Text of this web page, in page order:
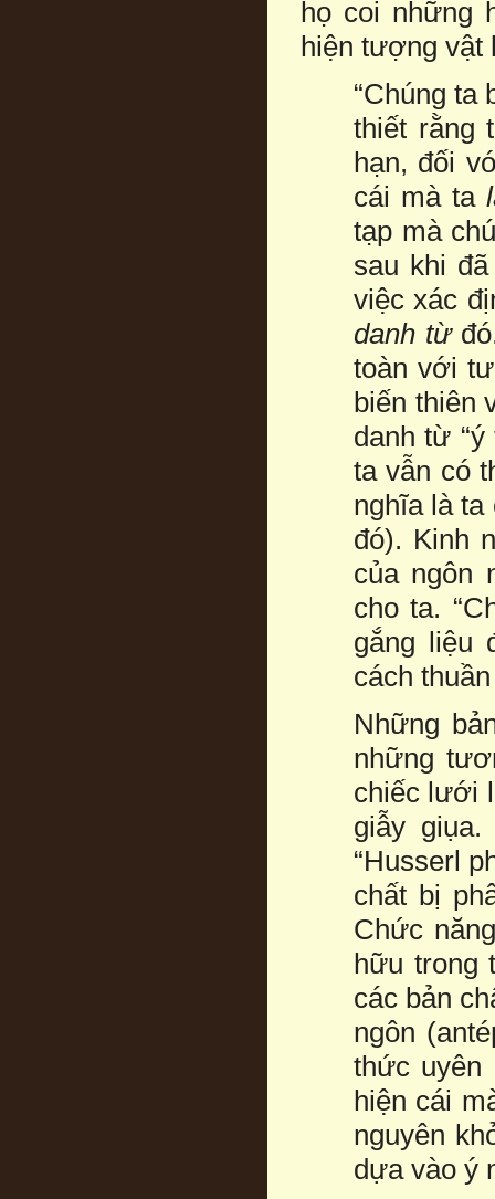
họ coi những
hiện tượng vật
“Chúng ta
thiết rằng
hạn, đối
cái mà ta
tạp mà
sau khi
việc xác
danh từ
toàn với
biến thiên
danh từ
ta vẫn có
nghĩa là
đó). Kinh
của ngôn
cho ta.
gắng liệu
cách thuần
Những
những
chiếc lưới
giẫy
“Husserl
chất bị
Chức
hữu trong
các bản
ngôn
thức uyên
hiện cái
nguyên
dựa vào ý